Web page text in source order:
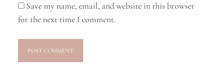
Save my name, email, and website in this browser
for the next time I comment.